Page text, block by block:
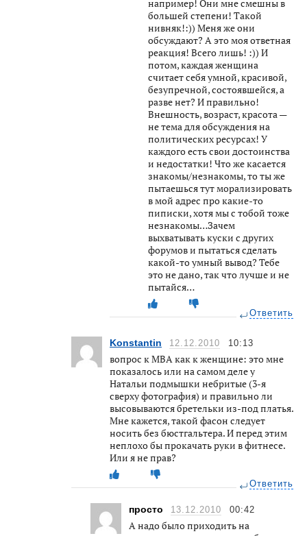
например! Они мне смешны в
большей степени! Такой
нивняк!:)) Меня же они
обсуждают? А это моя ответная
реакция! Всего лишь! :)) И
потом, каждая женщина
считает себя умной, красивой,
безупречной, состоявшейся, а
разве нет? И правильно!
Внешность, возраст, красота —
не тема для обсуждения на
политических ресурсах! У
каждого есть свои достоинства
и недостатки! Что же касается
знакомы/незнакомы, то ты же
пытаешься тут морализировать
в мой адрес про какие-то
пиписки, хотя мы с тобой тоже
незнакомы…Зачем
выхватывать куски с других
форумов и пытаться сделать
какой-то умный вывод? Тебе
это не дано, так что лучше и не
пытайся…
Ответить
Konstantin 12.12.2010 10:13
вопрос к МВА как к женщине: это мне
показалось или на самом деле у
Натальи подмышки небритые (3-я
сверху фотография) и правильно ли
высовываются бретельки из-под платья.
Мне кажется, такой фасон следует
носить без бюстгальтера. И перед этим
неплохо бы прокачать руки в фитнесе.
Или я не прав?
Ответить
просто 13.12.2010 00:42
А надо было приходить на